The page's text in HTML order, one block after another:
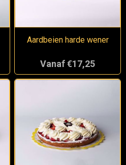
Aardbeien harde wener
Vanaf €17,25